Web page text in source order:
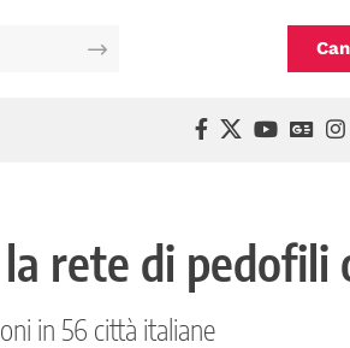
rete di pedofili
in 56 città italiane